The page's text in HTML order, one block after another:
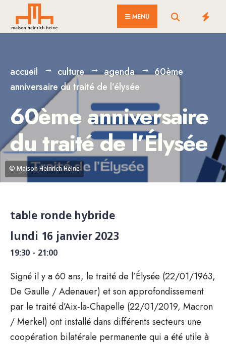
MENU
© Maison Heinrich Heine
accueil culture agenda
60ème
anniversaire du traité de l’élysée
60ème anniversaire
du traité de l’Élysée
table ronde hybride
lundi 16 janvier 2023
19:30 - 21:00
Signé il y a 60 ans, le traité de l’Élysée (22/01/1963,
De Gaulle / Adenauer) et son approfondissement
par le traité d’Aix-la-Chapelle (22/01/2019, Macron
/ Merkel) ont installé dans différents secteurs une
coopération bilatérale permanente qui a été utile à